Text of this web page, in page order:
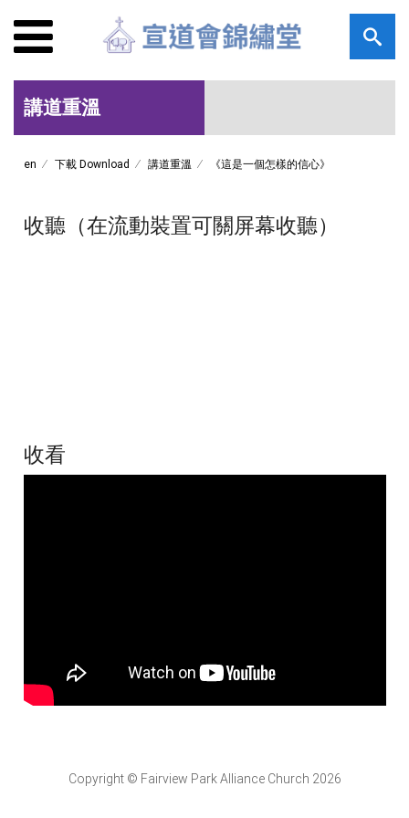
講道重溫
en 下載 Download 講道重溫 《這是一個怎樣的信心》
收聽（在流動裝置可關屏幕收聽）
收看
Copyright © Fairview Park Alliance Church 2026